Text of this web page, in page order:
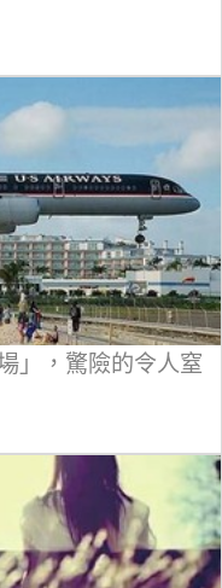
」，驚險的令人窒